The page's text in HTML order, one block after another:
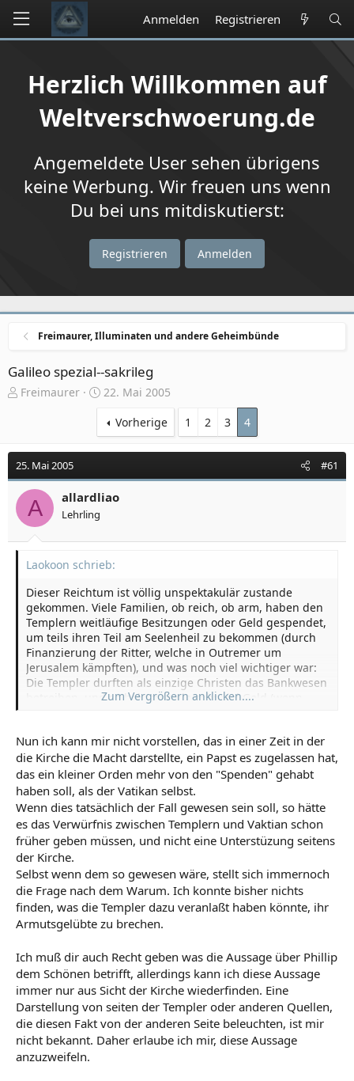
Anmelden Registrieren
Herzlich Willkommen auf
Weltverschwoerung.de
Angemeldete User sehen übrigens
keine Werbung. Wir freuen uns wenn
Du bei uns mitdiskutierst:
Registrieren Anmelden
Freimaurer, Illuminaten und andere Geheimbünde
Galileo spezial--sakrileg
E
e
l
l
e
Freimaurer
E
s
t
e
l
t
22. Mai 2005
Vorherige
1 2 3 4
25. Mai 2005 #61
A allardliao
Lehrling
Laokoon schrieb:
Dieser Reichtum ist völlig unspektakulär zustande
gekommen. Viele Familien, ob reich, ob arm, haben den
Templern weitläufige Besitzungen oder Geld gespendet,
um teils ihren Teil am Seelenheil zu bekommen (durch
Finanzierung der Ritter, welche in Outremer um
Jerusalem kämpften), und was noch viel wichtiger war:
Die Templer durften als einzige Christen das Bankwesen
betreiben, und so bekamen sie sehr viel Geld (wenn
Untergegangen ist der Orden deshalb, weil Phillip der
Schöne, seines Zeichens König von Frankreich , enorme
Schulden bei den Templern hatte (wie viele Fürsten, die
sich meistens Geld liehen um ihre Kriege zu finanzieren)
und nach einer Möglichkeit suchte, diese los zu werden.
Da er große Macht über den Papst hatte, zwang er ihn,
den Orden aufzulösen, sodass Phillip zum einen seine
Schulden los war und zum anderen fast das gesamte
Vermögen der Templer in den französichen Landen
einkassieren konnte.
Zum Vergrößern anklicken....
Nun ich kann mir nicht vorstellen, das in einer Zeit in der
die Kirche die Macht darstellte, ein Papst es zugelassen hat,
das ein kleiner Orden mehr von den "Spenden" gehabt
haben soll, als der Vatikan selbst.
Wenn dies tatsächlich der Fall gewesen sein soll, so hätte
es das Verwürfnis zwischen Templern und Vaktian schon
früher geben müssen, und nicht eine Unterstüzung seitens
der Kirche.
Selbst wenn dem so gewesen wäre, stellt sich immernoch
die Frage nach dem Warum. Ich konnte bisher nichts
finden, was die Templer dazu veranlaßt haben könnte, ihr
Armutsgelübte zu brechen.
Ich muß dir auch Recht geben was die Aussage über Phillip
dem Schönen betrifft, allerdings kann ich diese Aussage
immer nur aus Sicht der Kirche wiederfinden. Eine
Darstellung von seiten der Templer oder anderen Quellen,
die diesen Fakt von der anderen Seite beleuchten, ist mir
nicht bekannt. Daher erlaube ich mir, diese Aussage
anzuzweifeln.